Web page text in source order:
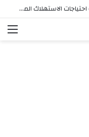
مدبولي: لدينا مخزون سلعي يكفي لتلبية احتياجات الاستهلاك المحلي لفترات آمنة تصل في بعض السلع إلى عام كامل